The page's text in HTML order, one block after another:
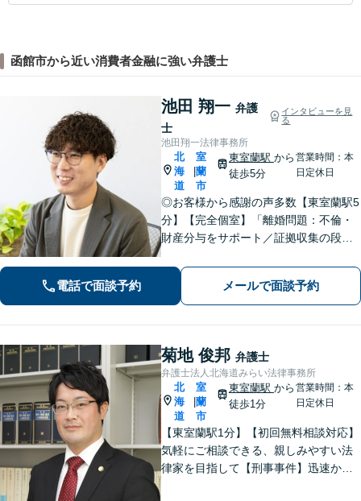
函館市から近い消費者金融に強い弁護士
池田 翔一 弁護
士
インタビューを見
る
池田翔一法律事務所
北
海
道
|
室
蘭
市
東室蘭駅 から
徒歩5分
営業時間：本
日定休日
◎お客様から感謝の声多数【東室蘭駅5
分】【完全個室】「離婚問題：不倫・
財産分与をサポート／証拠収集の段階
的なアプローチ」「相続問題：幅広い
相続問題に対応できる豊富な経験」適
切な公正証書遺言を作成【行政書士資
格保有】
電話で面談予約 メールで面談予約
菊地 俊邦 弁護士
弁護士法人北海道みらい法律事務所
北
海
道
|
室
蘭
市
東室蘭駅 から
徒歩1分
営業時間：本
日定休日
【東室蘭駅1分】【初回無料相談対応】
気軽にご相談できる、親しみやすい法
律家を目指して【刑事事件】迅速かつ